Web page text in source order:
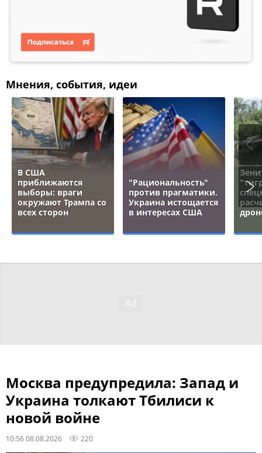
Мнения, события, идеи
В США
приближаются
выборы: враги
окружают Трампа со
всех сторон
"Рациональность"
против прагматики.
Украина истощается
в интересах США
Москва предупредила: Запад и
Украина толкают Тбилиси к
новой войне
10:56 08.08.2026 220